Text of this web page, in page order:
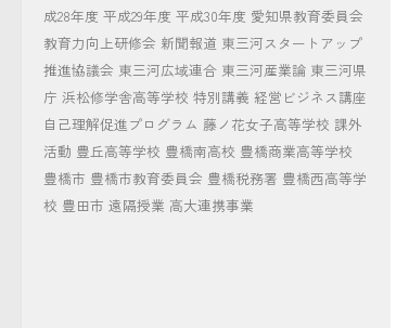
成28年度 平成29年度 平成30年度 愛知県教育委員会
教育力向上研修会 新聞報道 東三河スタートアップ
推進協議会 東三河広域連合 東三河産業論 東三河県
庁 浜松修学舎高等学校 特別講義 経営ビジネス講座
自己理解促進プログラム 藤ノ花女子高等学校 課外
活動 豊丘高等学校 豊橋南高校 豊橋商業高等学校
豊橋市 豊橋市教育委員会 豊橋税務署 豊橋西高等学
校 豊田市 遠隔授業 高大連携事業